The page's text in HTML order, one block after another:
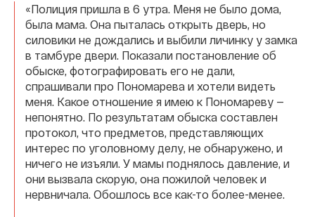
«Полиция пришла в 6 утра. Меня не было дома,
была мама. Она пыталась открыть дверь, но
силовики не дождались и выбили личинку у замка
в тамбуре двери. Показали постановление об
обыске, фотографировать его не дали,
спрашивали про Пономарева и хотели видеть
меня. Какое отношение я имею к Пономареву —
непонятно. По результатам обыска составлен
протокол, что предметов, представляющих
интерес по уголовному делу, не обнаружено, и
ничего не изъяли. У мамы поднялось давление, и
они вызвала скорую, она пожилой человек и
нервничала. Обошлось все как-то более-менее.